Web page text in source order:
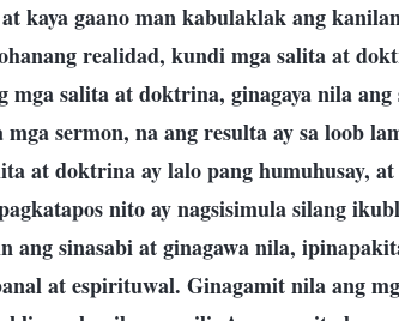
kaya gaano man kabulaklak ang
realidad, kundi mga salita at
mga salita at doktrina, ginagaya nila ang
sermon, na ang resulta ay sa loob
at doktrina ay lalo pang humuhusay,
nito ay nagsisimula silang
ang sinasabi at ginagawa nila,
at espirituwal. Ginagamit nila ang